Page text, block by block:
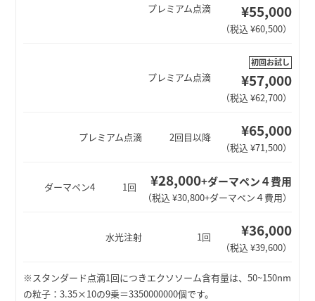
プレミアム点滴 ¥55,000
（税込 ¥60,500）
プレミアム点滴
初回お試し
¥57,000
（税込 ¥62,700）
プレミアム点滴 2回目以降 ¥65,000
（税込 ¥71,500）
ダーマペン4 1回 ¥28,000+ダーマペン４費用
（税込 ¥30,800+ダーマペン４費用）
水光注射 1回 ¥36,000
（税込 ¥39,600）
※スタンダード点滴1回につきエクソソーム含有量は、50~150nm
の粒子：3.35×10の9乗＝3350000000個です。